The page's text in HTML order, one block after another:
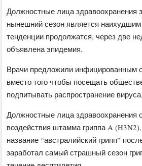
Должностные лица здравоохранения
нынешний сезон является
тенденции продолжатся, через две
объявлена ​​эпидемия.
Врачи предложили инфицированным
вместо того чтобы посещать
подпитывать распространение вируса.
Должностные лица здравоохранения
воздействия штамма гриппа A
название “австралийский грипп”
заработал самый страшный сезон